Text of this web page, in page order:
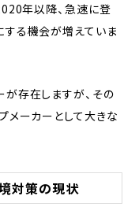
年以降、急速に登
る機会が増えていま
存在しますが、その
メーカーとして大きな
対策の現状